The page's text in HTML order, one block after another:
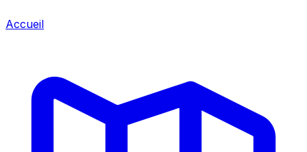
Accueil